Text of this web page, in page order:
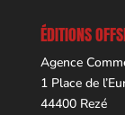
ÉDITIONS
Agence
1 Place de
44400 Rezé